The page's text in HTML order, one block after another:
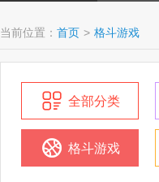
当前位置： 首页 > 格斗游戏
全部分类
格斗游戏